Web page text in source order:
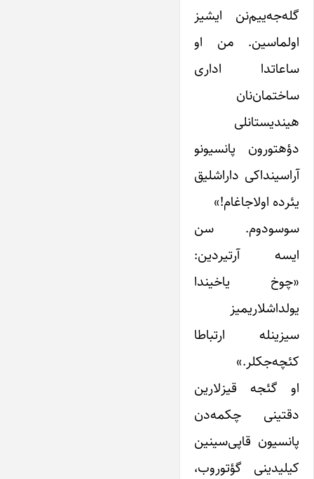
گله‌جه‌ییم‌نن ایشیز
اولماسین. من او
ساعاتدا اداری
ساختمان‌نان
هیندیستانلی
دؤهتورون پانسیونو
آراسینداکی داراشلیق
یئرده اولاجاغام!»
سوسودوم. سن
ایسه آرتیردین:
«چوخ یاخیندا
یولداشلاریمیز
سیزینله ارتباطا
کئچه‌جکلر.»
او گئجه قیزلارین
دقتینی چکمه‌دن
پانسیون قاپی‌سینین
کیلیدینی گؤتوروب،